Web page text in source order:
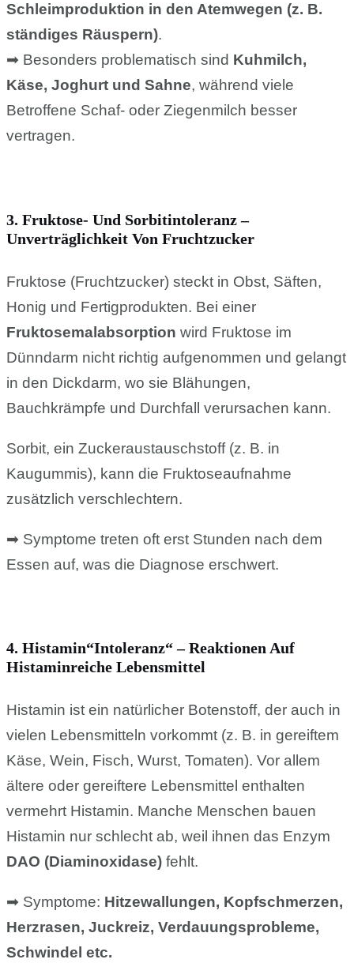
Schleimproduktion in den Atemwegen (z. B.
ständiges Räuspern).
➡ Besonders problematisch sind Kuhmilch,
Käse, Joghurt und Sahne, während viele
Betroffene Schaf- oder Ziegenmilch besser
vertragen.
3. Fruktose- Und Sorbitintoleranz –
Unverträglichkeit Von Fruchtzucker
Fruktose (Fruchtzucker) steckt in Obst, Säften,
Honig und Fertigprodukten. Bei einer
Fruktosemalabsorption wird Fruktose im
Dünndarm nicht richtig aufgenommen und gelangt
in den Dickdarm, wo sie Blähungen,
Bauchkrämpfe und Durchfall verursachen kann.
Sorbit, ein Zuckeraustauschstoff (z. B. in
Kaugummis), kann die Fruktoseaufnahme
zusätzlich verschlechtern.
➡ Symptome treten oft erst Stunden nach dem
Essen auf, was die Diagnose erschwert.
4. Histamin“intoleranz“ – Reaktionen Auf
Histaminreiche Lebensmittel
Histamin ist ein natürlicher Botenstoff, der auch in
vielen Lebensmitteln vorkommt (z. B. in gereiftem
Käse, Wein, Fisch, Wurst, Tomaten). Vor allem
ältere oder gereiftere Lebensmittel enthalten
vermehrt Histamin. Manche Menschen bauen
Histamin nur schlecht ab, weil ihnen das Enzym
DAO (Diaminoxidase) fehlt.
➡ Symptome: Hitzewallungen, Kopfschmerzen,
Herzrasen, Juckreiz, Verdauungsprobleme,
Schwindel etc.